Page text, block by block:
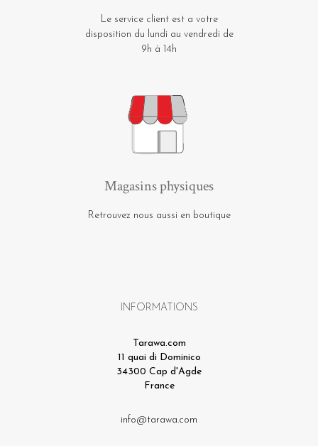
Le service client est a votre
disposition du lundi au vendredi de
9h à 14h
Magasins physiques
Retrouvez nous aussi en boutique
INFORMATIONS
Tarawa.com
11 quai di Dominico
34300 Cap d'Agde
France
info@tarawa.com